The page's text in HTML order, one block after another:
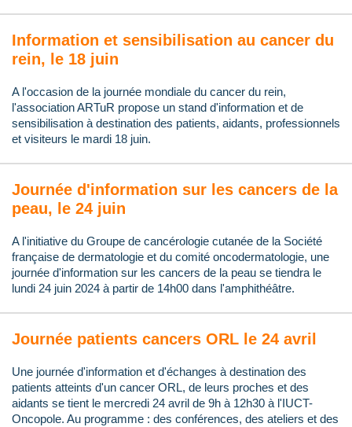
Information et sensibilisation au cancer du
rein, le 18 juin
A l'occasion de la journée mondiale du cancer du rein,
l'association ARTuR propose un stand d'information et de
sensibilisation à destination des patients, aidants, professionnels
et visiteurs le mardi 18 juin.
Journée d'information sur les cancers de la
peau, le 24 juin
A l'initiative du Groupe de cancérologie cutanée de la Société
française de dermatologie et du comité oncodermatologie, une
journée d'information sur les cancers de la peau se tiendra le
lundi 24 juin 2024 à partir de 14h00 dans l'amphithéâtre.
Journée patients cancers ORL le 24 avril
Une journée d'information et d'échanges à destination des
patients atteints d'un cancer ORL, de leurs proches et des
aidants se tient le mercredi 24 avril de 9h à 12h30 à l'IUCT-
Oncopole. Au programme : des conférences, des ateliers et des